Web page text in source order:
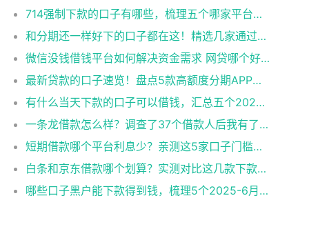
714强制下款的口子有哪些，梳理五个哪家平台黑户可以借钱
和分期还一样好下的口子都在这！精选几家通过率高、下款快的实用平台
微信没钱借钱平台如何解决资金需求 网贷哪个好下款推荐十款私人加微信借钱2万元渠道
最新贷款的口子速览！盘点5款高额度分期APP，资金周转别错过
有什么当天下款的口子可以借钱，汇总五个2025-6月专门给黑户放款的平台及征信呆账相关
一条龙借款怎么样？调查了37个借款人后我有了答案
短期借款哪个平台利息少？亲测这5家口子门槛低到离谱
白条和京东借款哪个划算？实测对比这几款下款快的
哪些口子黑户能下款得到钱，梳理5个2025-6月不看综合评分的贷款平台